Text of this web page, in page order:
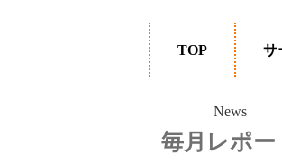
TOP
サ
News
毎月レポー